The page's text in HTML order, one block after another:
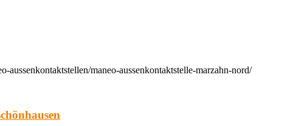
aussenkontaktstellen/maneo-aussenkontaktstelle-marzahn-nord/